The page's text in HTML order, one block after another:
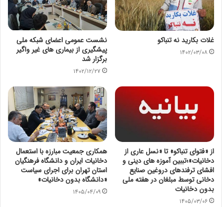
غلات بکارید نه تنباکو
۱۴۰۲/۰۳/۰۸
نشست عمومی اعضای شبکه ملی
پیشگیری از بیماری های غیر واگیر
برگزار شد
۱۴۰۲/۱۲/۲۷
از «فتوای تنباکو» تا «نسل عاری از
دخانیات»؛تببین آموزه های دینی و
افشای ترفندهای دروغین صنایع
دخانی توسط مبلغان در هفته ملی
بدون دخانیات
۱۴۰۵/۰۳/۰۶
همکاری جمعیت مبارزه با استعمال
دخانیات ایران و دانشگاه فرهنگیان
استان تهران برای اجرای سیاست
«دانشگاه بدون دخانیات»
۱۴۰۵/۰۴/۰۹